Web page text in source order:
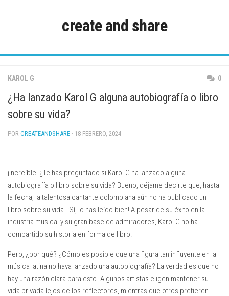
create and share
KAROL G 0
¿Ha lanzado Karol G alguna autobiografía o libro
sobre su vida?
POR CREATEANDSHARE · 18 FEBRERO, 2024
¡Increíble! ¿Te has preguntado si Karol G ha lanzado alguna
autobiografía o libro sobre su vida? Bueno, déjame decirte que, hasta
la fecha, la talentosa cantante colombiana aún no ha publicado un
libro sobre su vida. ¡Sí, lo has leído bien! A pesar de su éxito en la
industria musical y su gran base de admiradores, Karol G no ha
compartido su historia en forma de libro.
Pero, ¿por qué? ¿Cómo es posible que una figura tan influyente en la
música latina no haya lanzado una autobiografía? La verdad es que no
hay una razón clara para esto. Algunos artistas eligen mantener su
vida privada lejos de los reflectores, mientras que otros prefieren